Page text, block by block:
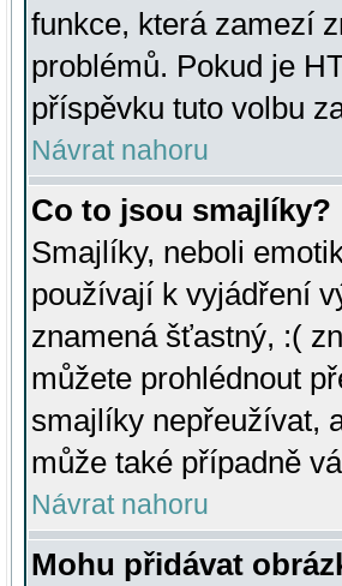
funkce, která zamezí
problémů. Pokud je
příspěvku tuto volbu
Návrat nahoru
Co to jsou smajlíky?
Smajlíky, neboli
používají k vyjádření
znamená šťastný, :(
můžete prohlédnout
smajlíky nepřeužívat,
může také případně
Návrat nahoru
Mohu přidávat